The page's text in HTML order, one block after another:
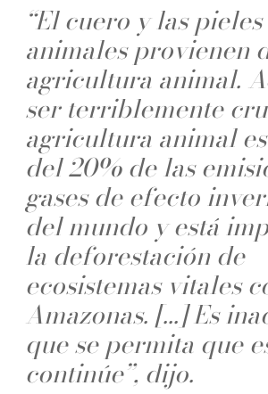
“El cuero y las
animales provienen
agricultura animal.
ser terriblemente
agricultura animal
del 20% de las
gases de efecto
del mundo y está
la deforestación de
ecosistemas vitales
Amazonas. [...] Es
que se permita que
continúe”, dijo.